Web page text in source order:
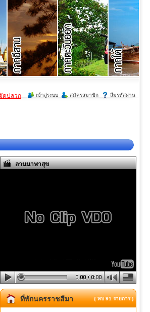
เข้าสู่ระบบ สมัครสมาชิก ลืมรหัสผ่าน
ดปลวก
ลานนาพาสุข
ที่พักนครราชสีมา { พบ 91 รายการ }